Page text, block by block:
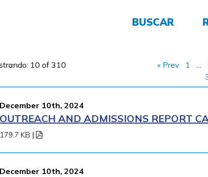
BUSCAR
10 of 310 « Prev 1 …
December 10th, 2024
OUTREACH AND ADMISSIONS REPORT
179.7 KB |
December 10th, 2024